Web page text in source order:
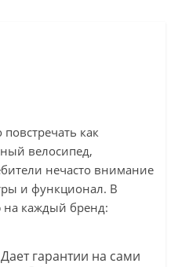
как
велосипед,
нечасто внимание
и функционал. В
на каждый бренд:
гарантии на сами